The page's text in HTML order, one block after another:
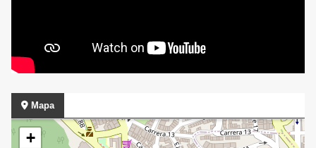
Mapa
+